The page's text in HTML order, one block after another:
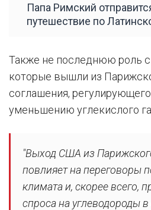
Папа Римский
путешествие по
Также не последнюю роль
которые вышли из
соглашения,
уменьшению углекислого
"Выход США из
повлияет на переговоры
климата и, скорее всего,
спроса на углеводороды